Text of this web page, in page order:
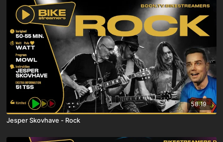
58:19
Jesper Skovhave - Rock